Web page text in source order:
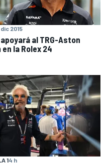
2015
al TRG-Aston
en la Rolex 24
14 h